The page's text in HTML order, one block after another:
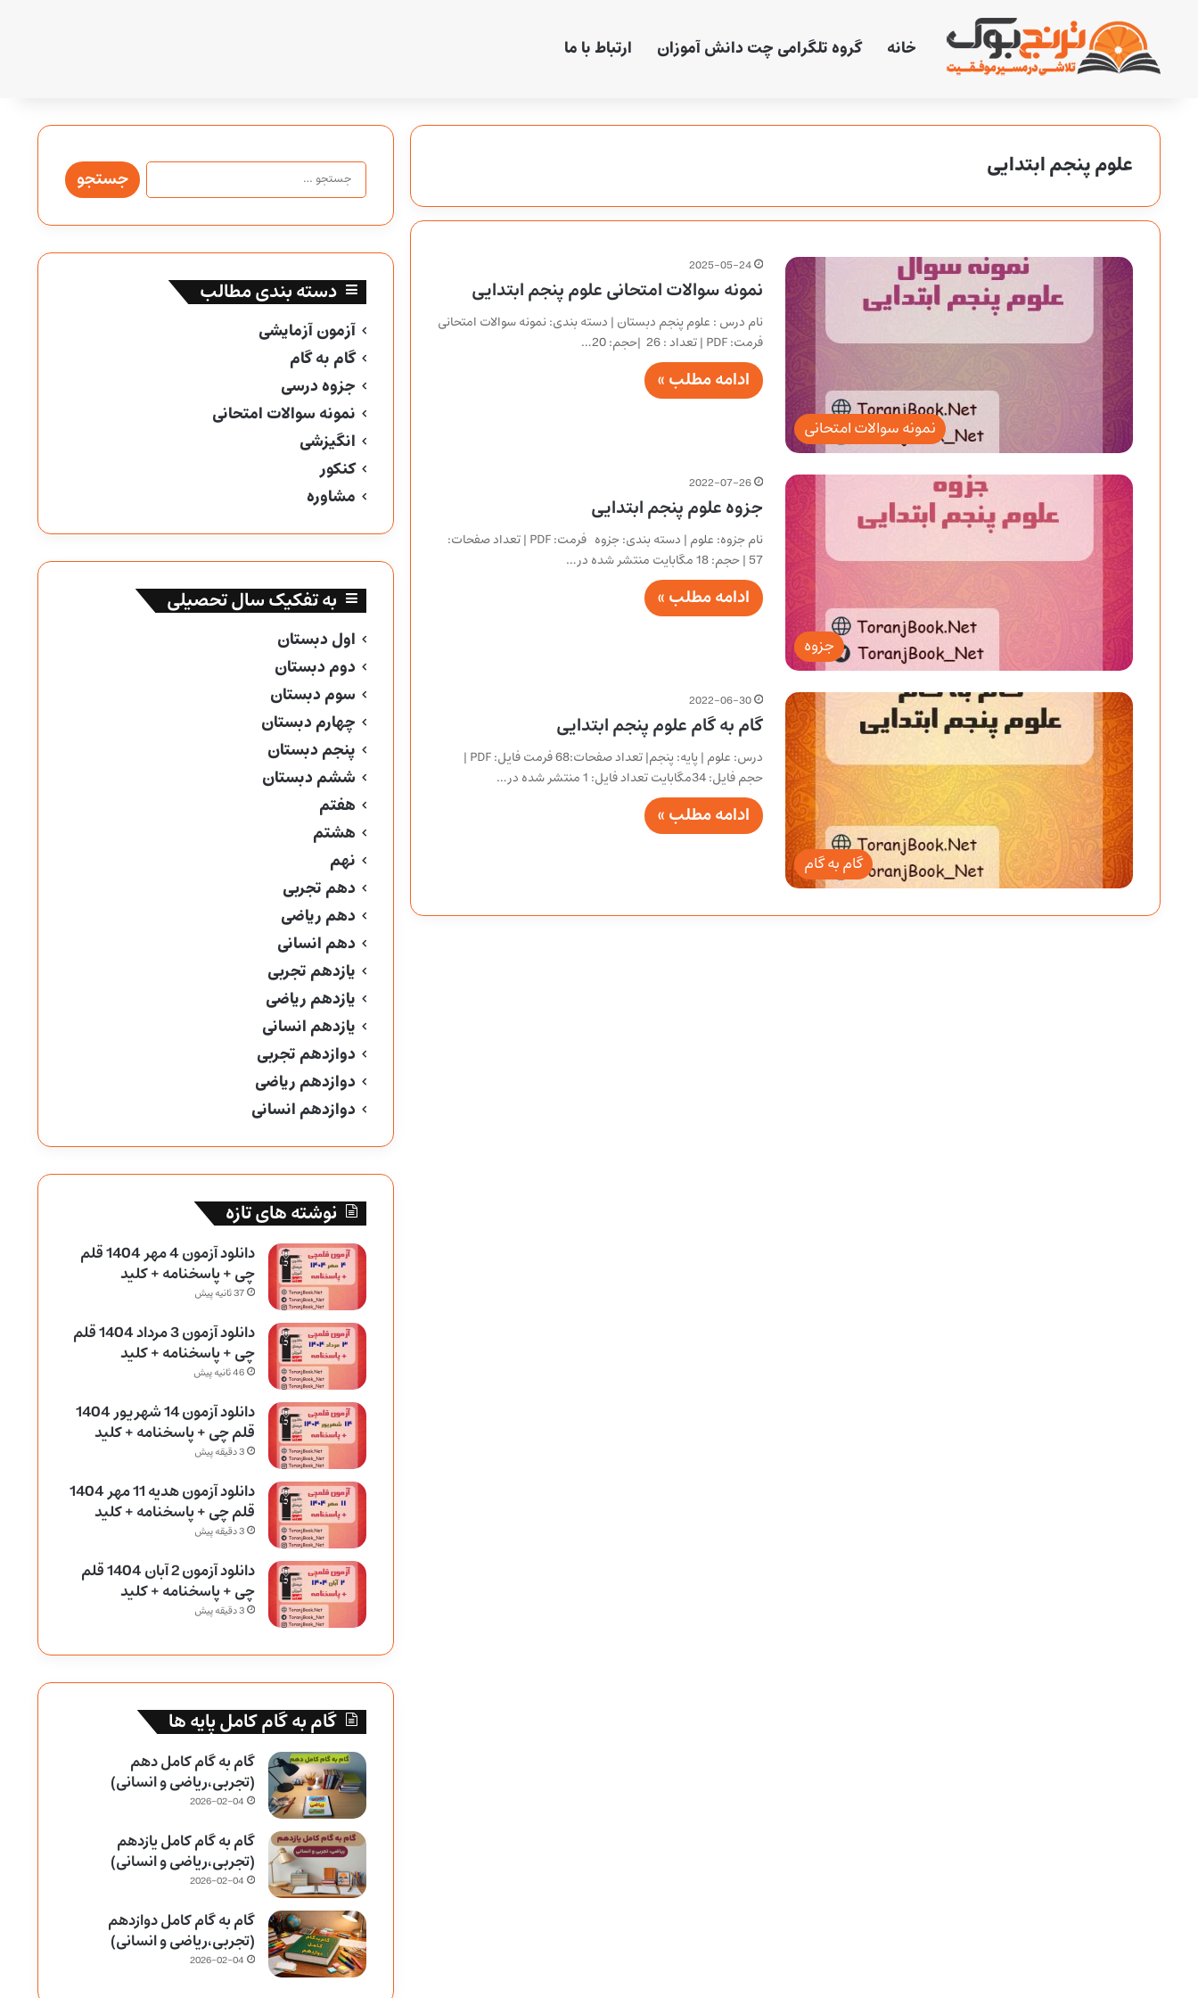
خانه گروه تلگرامی چت دانش آموزان ارتباط با ما
علوم پنجم ابتدایی
نمونه سوالات امتحانی
2025-05-24
نمونه سوالات امتحانی علوم پنجم ابتدایی
نام درس : علوم پنجم دبستان | دسته بندی: نمونه سوالات امتحانی
فرمت: PDF | تعداد : 26 |حجم: 20…
ادامه مطلب »
جزوه
2022-07-26
جزوه علوم پنجم ابتدایی
نام جزوه: علوم | دسته بندی: جزوه فرمت: PDF | تعداد صفحات:
57 | حجم: 18 مگابایت منتشر شده در…
ادامه مطلب »
گام به گام
2022-06-30
گام به گام علوم پنجم ابتدایی
درس: علوم | پایه: پنجم| تعداد صفحات:68 فرمت فایل: PDF |
حجم فایل: 34مگابایت تعداد فایل: 1 منتشر شده در…
ادامه مطلب »
جستجو
برای:
دسته بندی مطالب
آزمون آزمایشی
گام به گام
جزوه درسی
نمونه سوالات امتحانی
انگیزشی
کنکور
مشاوره
به تفکیک سال تحصیلی
اول دبستان
دوم دبستان
سوم دبستان
چهارم دبستان
پنجم دبستان
ششم دبستان
هفتم
هشتم
نهم
دهم تجربی
دهم ریاضی
دهم انسانی
یازدهم تجربی
یازدهم ریاضی
یازدهم انسانی
دوازدهم تجربی
دوازدهم ریاضی
دوازدهم انسانی
نوشته های تازه
دانلود آزمون 4 مهر 1404 قلم
چی + پاسخنامه + کلید
37 ثانیه پیش
دانلود آزمون 3 مرداد 1404 قلم
چی + پاسخنامه + کلید
46 ثانیه پیش
دانلود آزمون 14 شهریور 1404
قلم چی + پاسخنامه + کلید
3 دقیقه پیش
دانلود آزمون هدیه 11 مهر 1404
قلم چی + پاسخنامه + کلید
3 دقیقه پیش
دانلود آزمون 2 آبان 1404 قلم
چی + پاسخنامه + کلید
3 دقیقه پیش
گام به گام کامل پایه ها
گام به گام کامل دهم
(تجربی،ریاضی و انسانی)
2026-02-04
گام به گام کامل یازدهم
(تجربی،ریاضی و انسانی)
2026-02-04
گام به گام کامل دوازدهم
(تجربی،ریاضی و انسانی)
2026-02-04